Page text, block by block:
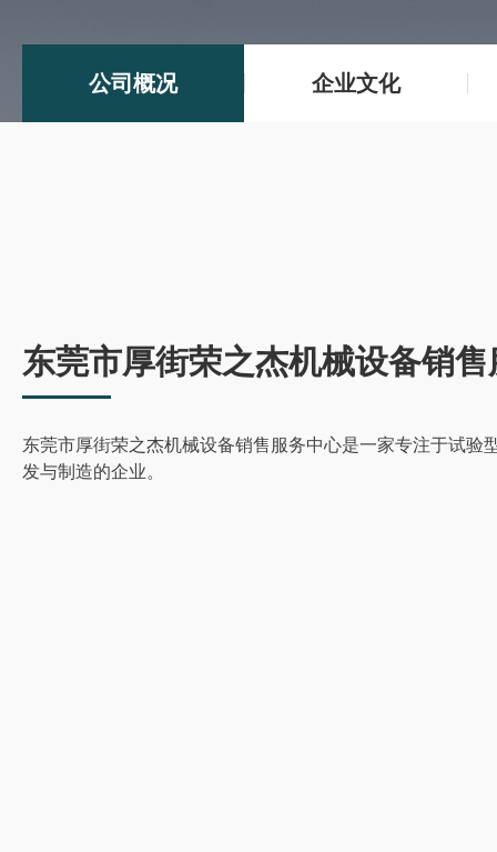
公司概况 企业文化
东莞市厚街荣之杰机械设备销
东莞市厚街荣之杰机械设备销售服务中心是一家专注于试验
发与制造的企业。